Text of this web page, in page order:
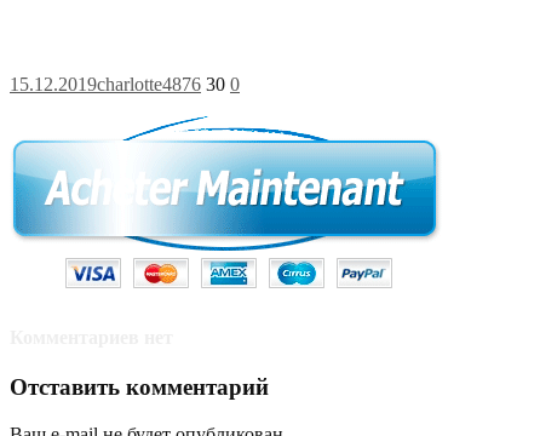
15.12.2019charlotte4876 30 0
Отставить комментарий